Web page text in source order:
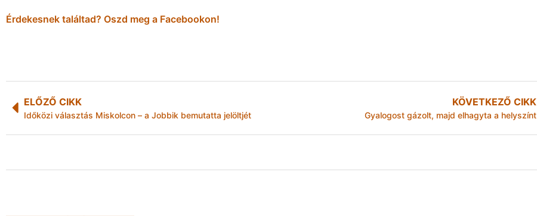
Érdekesnek találtad? Oszd meg a Facebookon!
ELŐZŐ CIKK
Időközi választás Miskolcon – a Jobbik bemutatta jelöltjét
KÖVETKEZŐ CIKK
Gyalogost gázolt, majd elhagyta a helyszínt